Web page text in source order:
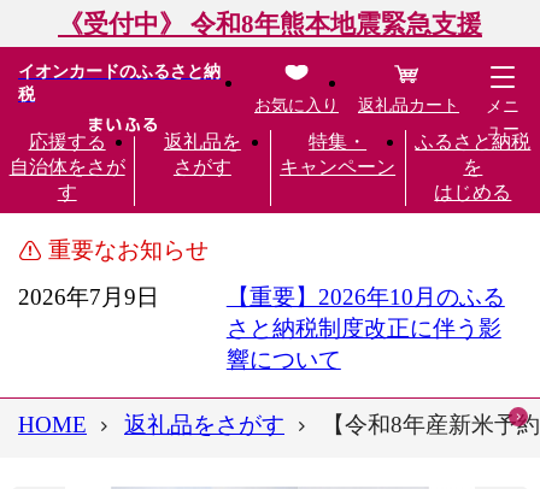
《受付中》 令和8年熊本地震緊急支援
イオンカードのふるさと納
税
応援する
自治体をさが
す
返礼品を
さがす
特集・
キャンペーン
ふるさと納税
を
はじめる
お気に入り 返礼品カート
メニ
ュー
重要なお知らせ
2026年7月9日
【重要】2026年10月のふる
さと納税制度改正に伴う影
響について
HOME 返礼品をさがす 【令和8年産新米予